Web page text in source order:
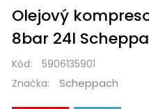
Olejový
8bar 24l
Kód:
5906135901
Značka:
Scheppach